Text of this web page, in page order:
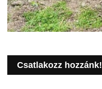
Csatlakozz hozzánk!